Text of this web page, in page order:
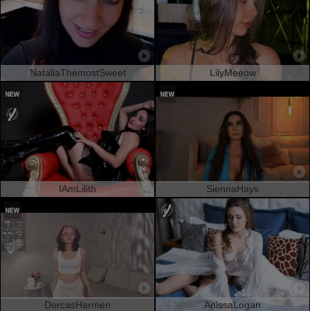
NataliaThemostSweet LilyMeeow
IAmLilith SiennaHays
DorcasHarmen AnissaLogan